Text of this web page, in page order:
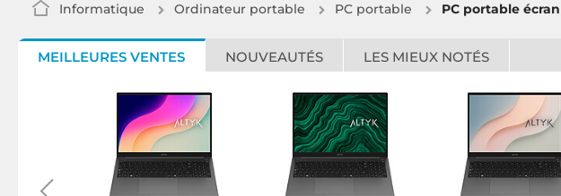
Informatique Ordinateur portable PC portable PC portable
MEILLEURES VENTES NOUVEAUTÉS LES MIEUX NOTÉS